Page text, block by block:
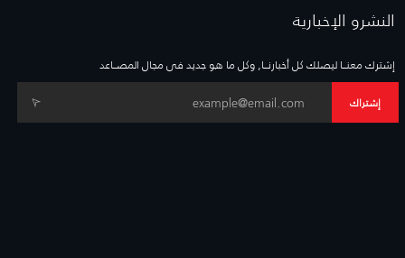
النشرو الإخبارية
إشترك معنــا ليصلك كل أخبارنــا, وكل ما هو جديد فى مجال المصــاعد